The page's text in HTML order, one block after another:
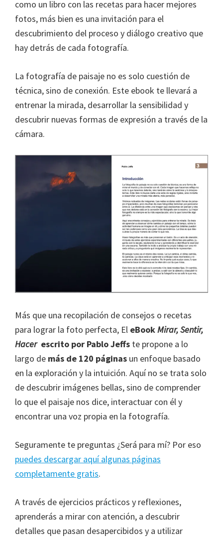
como un libro con las recetas para hacer mejores
fotos, más bien es una invitación para el
descubrimiento del proceso y diálogo creativo que
hay detrás de cada fotografía.
La fotografía de paisaje no es solo cuestión de
técnica, sino de conexión. Este ebook te llevará a
entrenar la mirada, desarrollar la sensibilidad y
descubrir nuevas formas de expresión a través de la
cámara.
Más que una recopilación de consejos o recetas
para lograr la foto perfecta, El eBookMirar, Sentir,
Hacerescrito por Pablo Jeffs te propone a lo
largo de más de 120 páginas un enfoque basado
en la exploración y la intuición. Aquí no se trata solo
de descubrir imágenes bellas, sino de comprender
lo que el paisaje nos dice, interactuar con él y
encontrar una voz propia en la fotografía.
Seguramente te preguntas ¿Será para mí? Por eso
puedes descargar aquí algunas páginas
completamente gratis.
A través de ejercicios prácticos y reflexiones,
aprenderás a mirar con atención, a descubrir
detalles que pasan desapercibidos y a utilizar